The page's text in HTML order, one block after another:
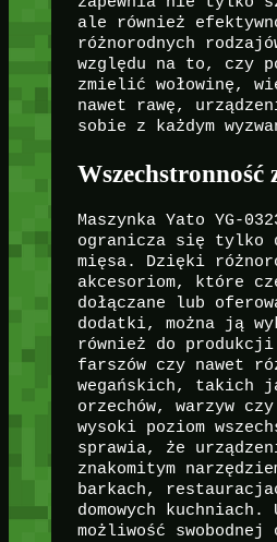
ale również
różnorodnych
względu na to, czy
zmielić wołowinę,
nawet rawę,
sobie z każdym
Wszechstronność
Maszynka Yato YG-
ogranicza się tylko
mięsa. Dzięki
akcesoriom, które
dołączane lub
dodatki, można ją
również do
farszów czy nawet
wegańskich, takich
orzechów, warzyw
wysoki poziom
sprawia, że
znakomitym
barkach,
domowych kuchniach.
możliwość swobodnej